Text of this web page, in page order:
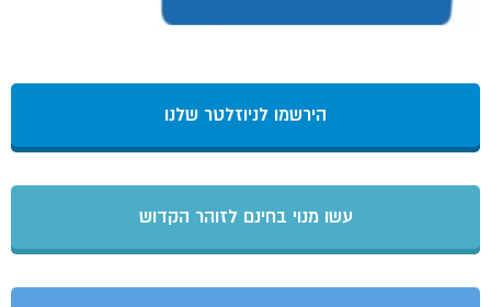
הירשמו לניוזלטר שלנו
עשו מנוי בחינם לזוהר הקדוש